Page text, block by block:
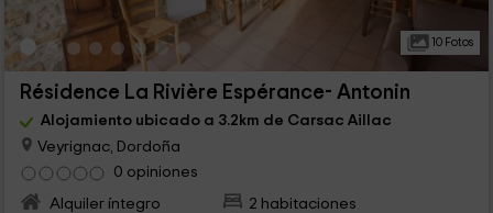
10 Fotos
Résidence La Rivière Espérance- Antonin
Alojamiento ubicado a 3.2km de Carsac Aillac
Veyrignac, Dordoña
0 opiniones
Alquiler íntegro
2 habitaciones